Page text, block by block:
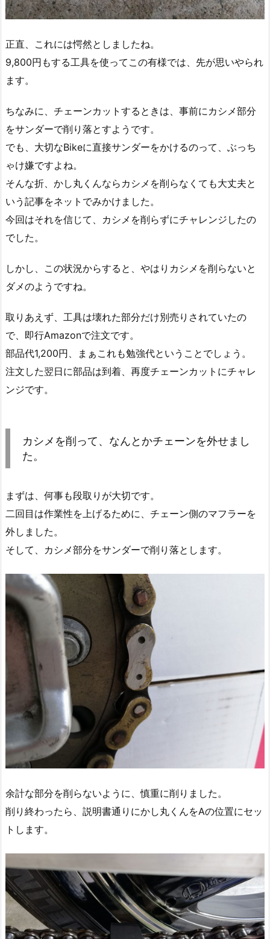
正直、これには愕然としましたね。
9,800円もする工具を使ってこの有様では、先が思いやられ
ます。
ちなみに、チェーンカットするときは、事前にカシメ部分
をサンダーで削り落とすようです。
でも、大切なBikeに直接サンダーをかけるのって、ぶっち
ゃけ嫌ですよね。
そんな折、かし丸くんならカシメを削らなくても大丈夫と
いう記事をネットでみかけました。
今回はそれを信じて、カシメを削らずにチャレンジしたの
でした。
しかし、この状況からすると、やはりカシメを削らないと
ダメのようですね。
取りあえず、工具は壊れた部分だけ別売りされていたの
で、即行Amazonで注文です。
部品代1,200円、まぁこれも勉強代ということでしょう。
注文した翌日に部品は到着、再度チェーンカットにチャレ
ンジです。
カシメを削って、なんとかチェーンを外せまし
た。
まずは、何事も段取りが大切です。
二回目は作業性を上げるために、チェーン側のマフラーを
外しました。
そして、カシメ部分をサンダーで削り落とします。
余計な部分を削らないように、慎重に削りました。
削り終わったら、説明書通りにかし丸くんをAの位置にセッ
トします。